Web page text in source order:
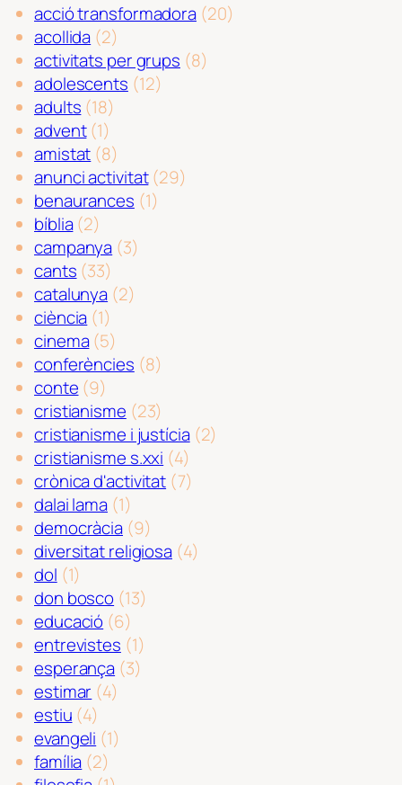
acció transformadora (20)
acollida (2)
activitats per grups (8)
adolescents (12)
adults (18)
advent(1)
amistat (8)
anunci activitat(29)
benaurances (1)
bíblia(2)
campanya (3)
cants (33)
catalunya (2)
ciència (1)
cinema(5)
conferències (8)
conte (9)
cristianisme (23)
cristianisme i justícia(2)
cristianisme s.xxi (4)
crònica d'activitat (7)
dalai lama (1)
democràcia (9)
diversitat religiosa (4)
dol (1)
don bosco (13)
educació (6)
entrevistes (1)
esperança (3)
estimar (4)
estiu (4)
evangeli (1)
família (2)